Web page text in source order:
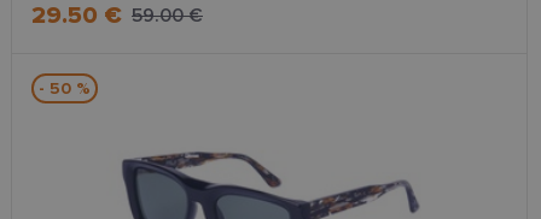
29.50 € 59.00 €
- 50 %